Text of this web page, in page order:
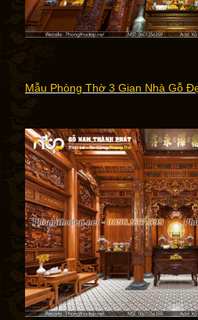
Mẫu Phòng Thờ 3 Gian Nhà Gỗ